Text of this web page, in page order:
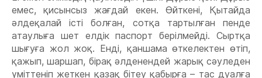
емес, қисынсыз жағдай екен. Өйткені, Қытайда
əлдеқалай істі болған, сотқа тартылған пенде
атаулыға шет елдік паспорт берілмейді. Сыртқа
шығуға жол жоқ. Енді, қаншама өткелектен өтіп,
қажып, шаршап, бірақ əлденендей жарық сəуледен
үміттеніп жеткен қазақ бітеу қабырға – тас дуалға